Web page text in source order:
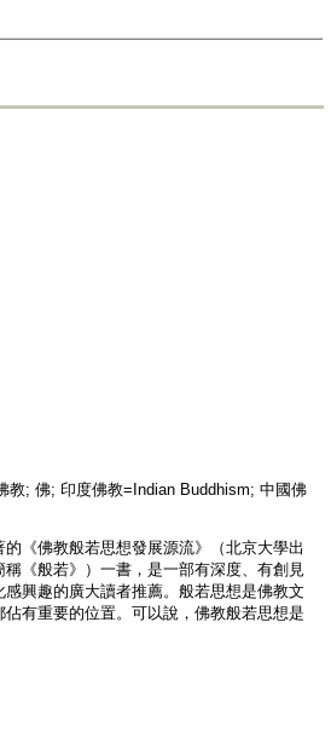
教; 佛; 印度佛教=Indian Buddhism; 中國佛
《佛教般若思想發展源流》（北京大學出
《般若》）一書，是一部有深度、有創見
興趣的廣大讀者推薦。般若思想是佛教文
有重要的位置。可以說，佛教般若思想是